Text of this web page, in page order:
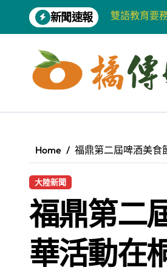
content
新聞速報
增殖放流超
柯志恩競選
兩岸青年齊
藍綠市長參
雅安 天府之
高科大機電
《讀者》8
【第十四屆
Home 福鼎第二屆啤酒美食
大陸新聞
福鼎第二
華活動在